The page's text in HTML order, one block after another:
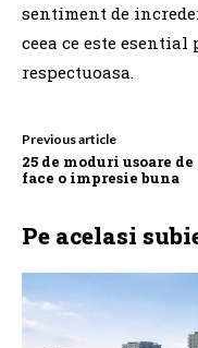
sentiment de
ceea ce este
respectuoasa.
Previous article
25 de moduri usoare de
face o impresie buna
Pe acelasi